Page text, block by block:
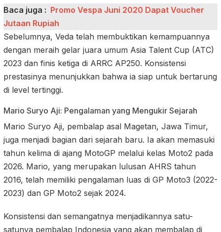
Baca juga : Promo Vespa Juni 2020 Dapat Voucher
Jutaan Rupiah
Sebelumnya, Veda telah membuktikan kemampuannya
dengan meraih gelar juara umum Asia Talent Cup (ATC)
2023 dan finis ketiga di ARRC AP250. Konsistensi
prestasinya menunjukkan bahwa ia siap untuk bertarung
di level tertinggi.
Mario Suryo Aji: Pengalaman yang Mengukir Sejarah
Mario Suryo Aji, pembalap asal Magetan, Jawa Timur,
juga menjadi bagian dari sejarah baru. Ia akan memasuki
tahun kelima di ajang MotoGP melalui kelas Moto2 pada
2026. Mario, yang merupakan lulusan AHRS tahun
2016, telah memiliki pengalaman luas di GP Moto3 (2022-
2023) dan GP Moto2 sejak 2024.
Konsistensi dan semangatnya menjadikannya satu-
satunya pembalap Indonesia yang akan membalap di